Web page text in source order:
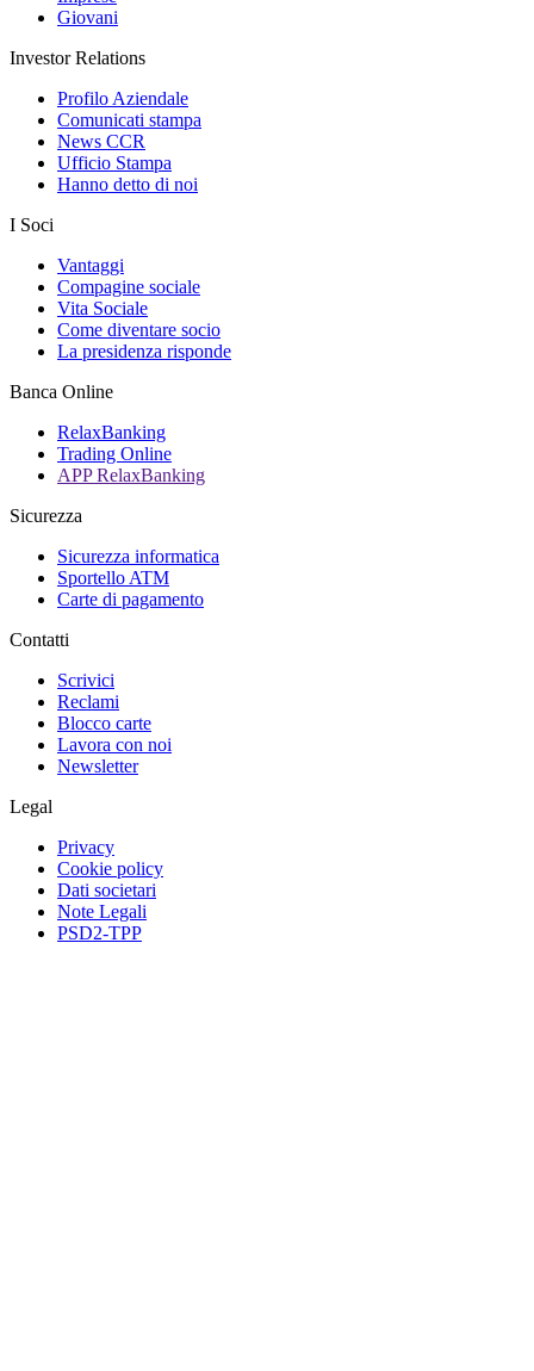
Giovani
Investor Relations
Profilo Aziendale
Comunicati stampa
News CCR
Ufficio Stampa
Hanno detto di noi
I Soci
Vantaggi
Compagine sociale
Vita Sociale
Come diventare socio
La presidenza risponde
Banca Online
RelaxBanking
Trading Online
APP RelaxBanking
Sicurezza
Sicurezza informatica
Sportello ATM
Carte di pagamento
Contatti
Scrivici
Reclami
Blocco carte
Lavora con noi
Newsletter
Legal
Privacy
Cookie policy
Dati societari
Note Legali
PSD2-TPP